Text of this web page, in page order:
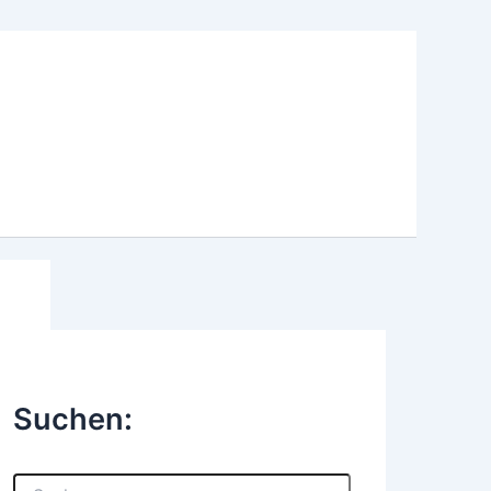
Suchen:
S